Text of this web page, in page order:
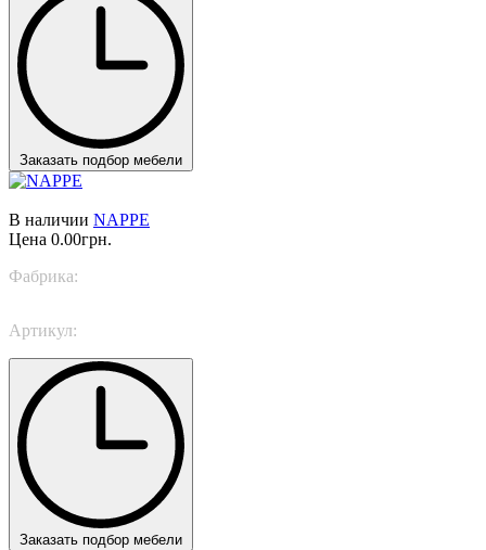
Заказать подбор мебели
В наличии NAPPE
Цена 0.00грн.
Фабрика:
Артикул:
Заказать подбор мебели